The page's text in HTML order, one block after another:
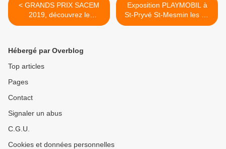
< GRANDS PRIX SACEM
2019, découvrez le
Palmarès - Cérémonie le 2
Exposition PLAYMOBIL à
St-Pryvé St-Mesmin les 10
et 11 novembre 2019 >
Hébergé par Overblog
Top articles
Pages
Contact
Signaler un abus
C.G.U.
Cookies et données personnelles